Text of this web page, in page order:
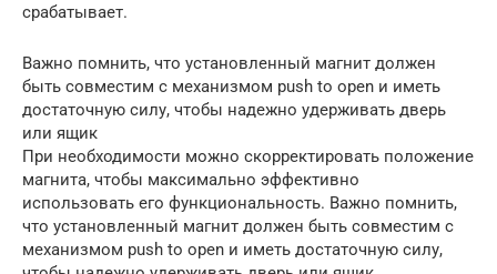
срабатывает.
Важно помнить, что установленный магнит должен
быть совместим с механизмом push to open и иметь
достаточную силу, чтобы надежно удерживать дверь
или ящик
При необходимости можно скорректировать положение
магнита, чтобы максимально эффективно
использовать его функциональность. Важно помнить,
что установленный магнит должен быть совместим с
механизмом push to open и иметь достаточную силу,